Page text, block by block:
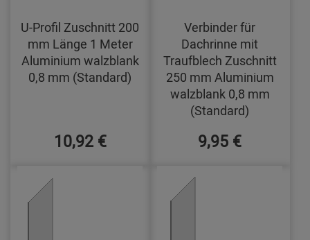
U-Profil Zuschnitt 200
mm Länge 1 Meter
Aluminium walzblank
0,8 mm (Standard)
10,92 €
Verbinder für
Dachrinne mit
Traufblech Zuschnitt
250 mm Aluminium
walzblank 0,8 mm
(Standard)
9,95 €